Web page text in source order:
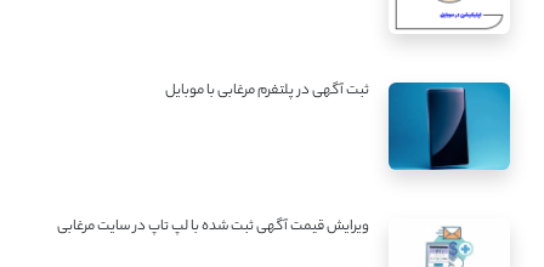
ثبت آگهی در پلتفرم مرغابی با موبایل
ویرایش قیمت آگهی ثبت شده با لپ تاپ در سایت مرغابی